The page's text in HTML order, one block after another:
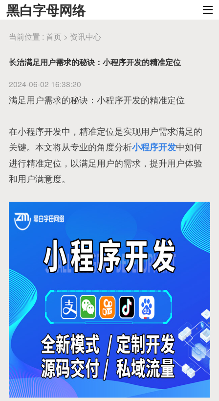
黑白字母网络
当前位置 : 首页 > 资讯中心
长治满足用户需求的秘诀：小程序开发的精准定位
2024-06-02 16:38:20
满足用户需求的秘诀：小程序开发的精准定位
在小程序开发中，精准定位是实现用户需求满足的
关键。本文将从专业的角度分析小程序开发中如何
进行精准定位，以满足用户的需求，提升用户体验
和用户满意度。